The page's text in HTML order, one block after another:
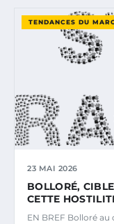
TENDANCES DU
23 MAI 2026
BOLLORÉ,
CETTE
EN BREF Bolloré